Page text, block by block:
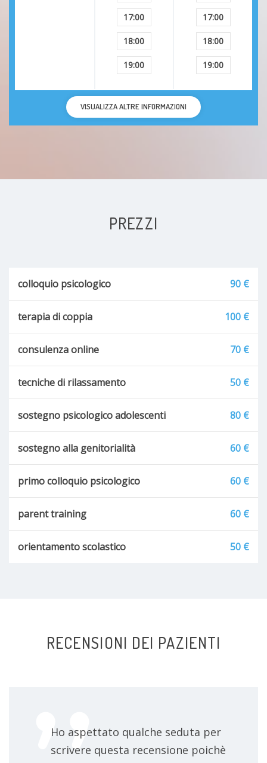
17:00
18:00
19:00
17:00
18:00
19:00
VISUALIZZA ALTRE INFORMAZIONI
PREZZI
colloquio psicologico 90 €
terapia di coppia 100 €
consulenza online 70 €
tecniche di rilassamento 50 €
sostegno psicologico adolescenti 80 €
sostegno alla genitorialità 60 €
primo colloquio psicologico 60 €
parent training 60 €
orientamento scolastico 50 €
RECENSIONI DEI PAZIENTI
Ho aspettato qualche seduta per
scrivere questa recensione poichè